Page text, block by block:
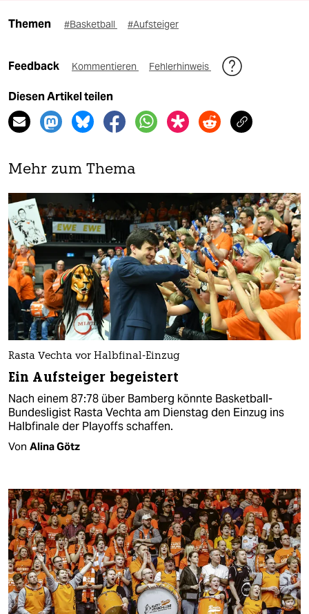
Themen #Basketball #Aufsteiger
Feedback Kommentieren Fehlerhinweis
Diesen Artikel teilen
Mehr zum Thema
Rasta Vechta vor Halbfinal-Einzug
Ein Aufsteiger begeistert
Nach einem 87:78 über Bamberg könnte Basketball-
Bundesligist Rasta Vechta am Dienstag den Einzug ins
Halbfinale der Playoffs schaffen.
Von Alina Götz